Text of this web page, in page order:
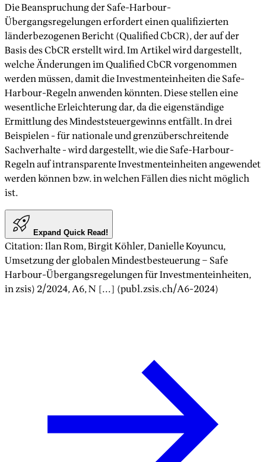
Die Beanspruchung der Safe-Harbour-
Übergangsregelungen erfordert einen qualifizierten
länderbezogenen Bericht (Qualified CbCR), der auf der
Basis des CbCR erstellt wird. Im Artikel wird dargestellt,
welche Änderungen im Qualified CbCR vorgenommen
werden müssen, damit die Investmenteinheiten die Safe-
Harbour-Regeln anwenden könnten. Diese stellen eine
wesentliche Erleichterung dar, da die eigenständige
Ermittlung des Mindeststeuergewinns entfällt. In drei
Beispielen - für nationale und grenzüberschreitende
Sachverhalte - wird dargestellt, wie die Safe-Harbour-
Regeln auf intransparente Investmenteinheiten angewendet
werden können bzw. in welchen Fällen dies nicht möglich
ist.
Expand Quick Read!
Citation:Ilan Rom, Birgit Köhler, Danielle Koyuncu,
Umsetzung der globalen Mindestbesteuerung – Safe
Harbour-Übergangsregelungen für Investmenteinheiten,
in zsis) 2/2024, A6, N [...] (publ.zsis.ch/A6-2024)